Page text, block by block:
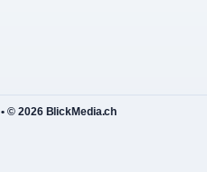
© 2026 BlickMedia.ch